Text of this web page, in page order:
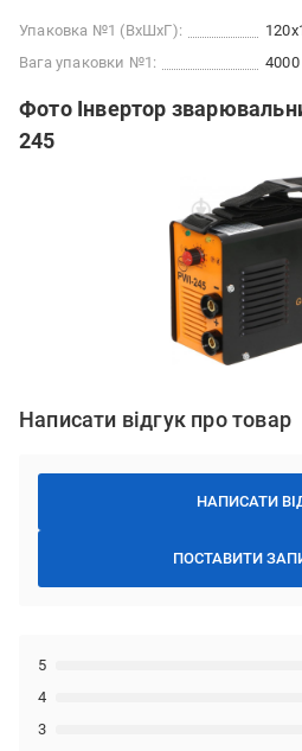
Упаковка №1 (ВхШхГ):
Вага упаковки №1:
4000
Фото Інвертор
245
Написати відгук про товар
НАПИСАТИ
ПОСТАВИТИ
3
4
5